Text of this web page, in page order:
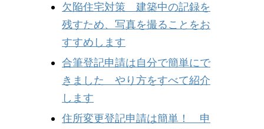
欠陥住宅対策 建築中の記録を
残すため、写真を撮ることをお
すすめします
合筆登記申請は自分で簡単にで
きました やり方をすべて紹介
します
住所変更登記申請は簡単！ 申